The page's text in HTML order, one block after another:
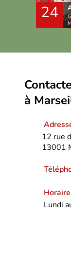
24
à
12 rue
13001
Lundi